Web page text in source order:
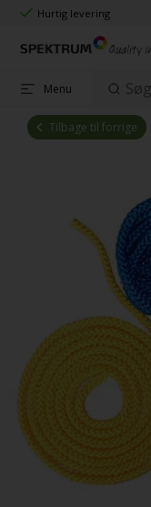
Hurtig levering
Menu
Tilbage til forrige